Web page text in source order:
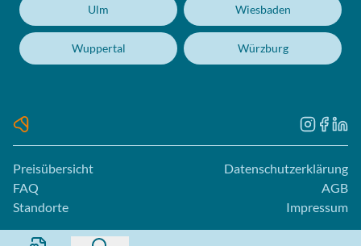
Ulm Wiesbaden
Wuppertal Würzburg
Preisübersicht
FAQ
Standorte
Datenschutzerklärung
AGB
Impressum